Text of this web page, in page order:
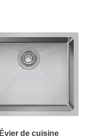
Évier de cuisine